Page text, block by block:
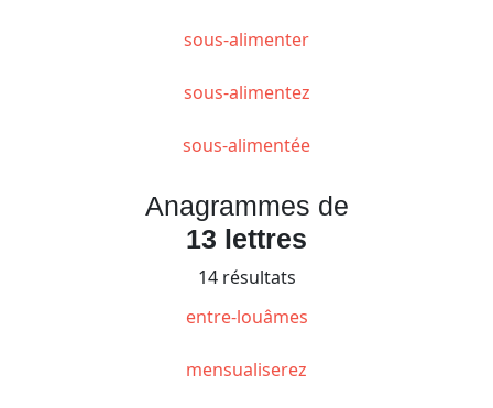
sous-alimenter
sous-alimentez
sous-alimentée
Anagrammes de
13 lettres
14 résultats
entre-louâmes
mensualiserez